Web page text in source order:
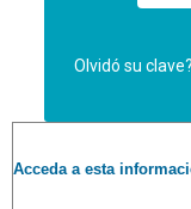
Olvidó su clave?
Acceda a esta